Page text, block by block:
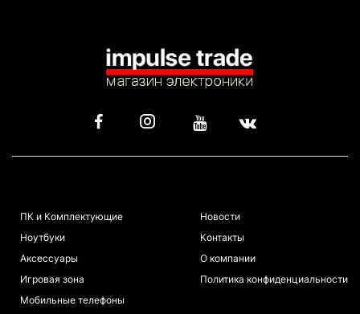
ПК и Комплектующие
Ноутбуки
Аксессуары
Игровая зона
Мобильные телефоны
Новости
Контакты
О компании
Политика конфиденциальности